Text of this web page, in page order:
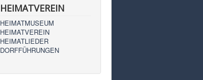
HEIMATVEREIN
HEIMATMUSEUM
HEIMATVEREIN
HEIMATLIEDER
DORFFÜHRUNGEN